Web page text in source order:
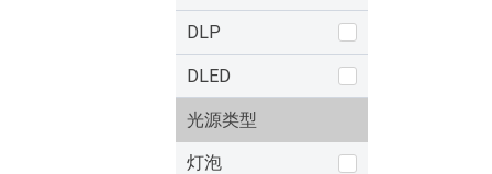
DLP
DLED
光源类型
灯泡